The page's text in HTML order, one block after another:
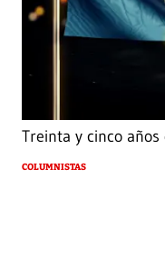
Treinta y cinco
COLUMNISTAS